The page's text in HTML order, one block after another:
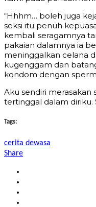
“Hhhm… boleh juga
seksi itu penuh
kembali seragamnya
pakaian dalamnya ia
meninggalkan celana
kugenggam dan
kondom dengan
Aku sendiri merasakan
tertinggal dalam diriku.
Tags:
cerita dewasa
Share